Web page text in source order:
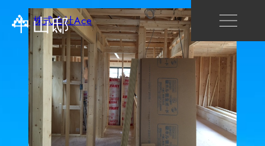
株式会社Ace
中山邸